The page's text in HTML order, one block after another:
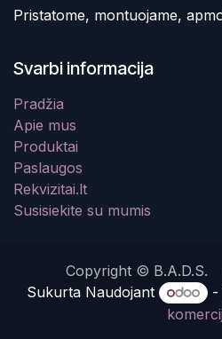
Pristatome, montuojame,
Svarbi informacija
Pradžia
Apie mus
Produktai
Paslaugos
Rekvizitai.lt
Susisiekite su mumis
Copyright © B.A.D.S.
Sukurta Naudojant -